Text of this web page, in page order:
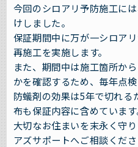
今回のシロアリ予防施工に
けしました。
保証期間中に万が一シロア
再施工を実施します。
また、期間中は施工箇所か
かを確認するため、毎年点検
防蟻剤の効果は5年で切れ
布も保証内容に含めています
大切なお住まいを末永く守
アズサポートへご相談くださ